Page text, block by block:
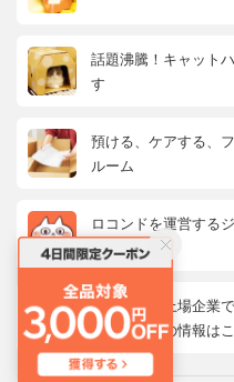
話題沸騰！キャット
す
預ける、ケアする、
ルーム
ロコンドを運営する
んか？
ロコンドは上場企業
株主優待等の情報は